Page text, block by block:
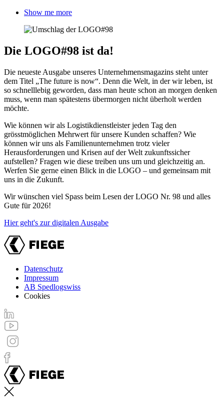
Show me more
Die LOGO#98 ist da!
Die neueste Ausgabe unseres Unternehmensmagazins steht unter
dem Titel „The future is now“. Denn die Welt, in der wir leben, ist
so schnelllebig geworden, dass man heute schon an morgen denken
muss, wenn man spätestens übermorgen nicht überholt werden
möchte.
Wie können wir als Logistikdienstleister jeden Tag den
grösstmöglichen Mehrwert für unsere Kunden schaffen? Wie
können wir uns als Familienunternehmen trotz vieler
Herausforderungen und Krisen auf der Welt zukunftssicher
aufstellen? Fragen wie diese treiben uns um und gleichzeitig an.
Werfen Sie gerne einen Blick in die LOGO – und gemeinsam mit
uns in die Zukunft.
Wir wünschen viel Spass beim Lesen der LOGO Nr. 98 und alles
Gute für 2026!
Hier geht's zur digitalen Ausgabe
Footer
menu
Datenschutz
Impressum
AB Spedlogswiss
Cookies